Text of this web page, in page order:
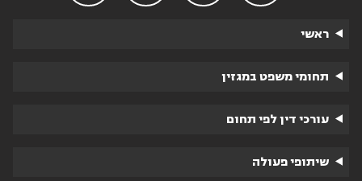
ראשי
תחומי משפט במגזין
עורכי דין לפי תחום
שיתופי פעולה